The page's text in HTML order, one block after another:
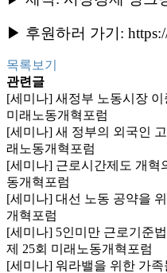
▶ 후원하러 가기:
목록보기
관련글
[세미나] 새정부 노동시장
미래노동개혁포럼
[세미나] 새 정부의 외국인
래노동개혁포럼
[세미나] 근로시간제도 개혁
동개혁포럼
[세미나] 대선 노동 공약을
개혁포럼
[세미나] 5인미만 근로기준
제 25회 미래노동개혁포럼
[세미나] 워라밸을 위한 가